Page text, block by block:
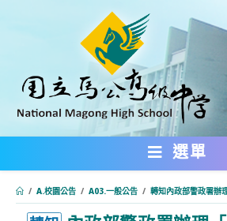
內
選單
/ A.校園公告 / A03.一般公告 / 轉知內政部警政署辦